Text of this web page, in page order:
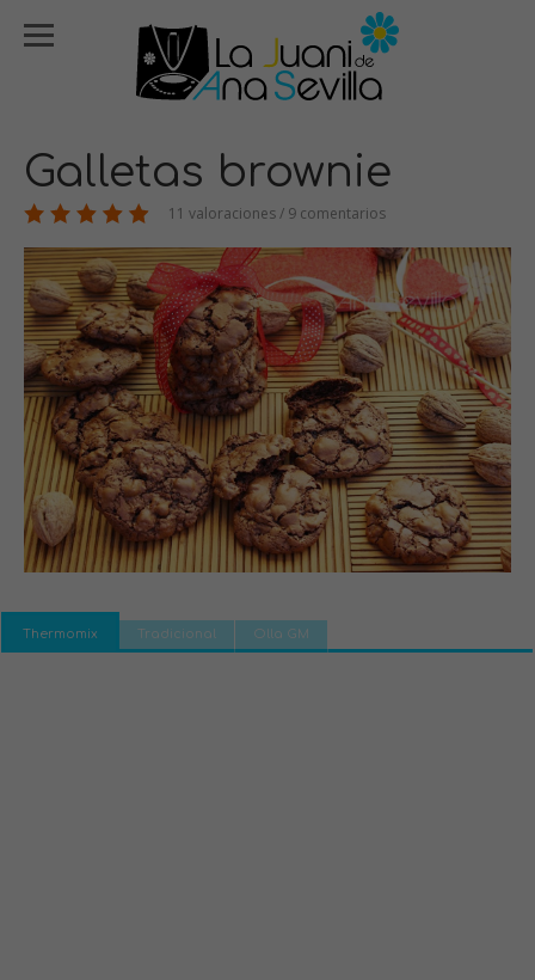
Galletas brownie
11 valoraciones / 9 comentarios
Thermomix Tradicional Olla GM